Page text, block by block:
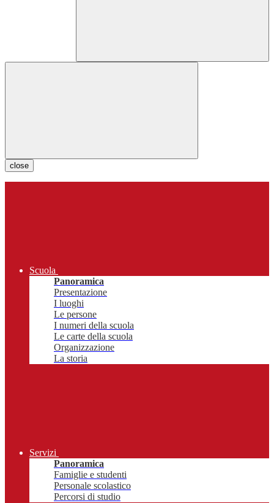
close
Scuola
Panoramica
Presentazione
I luoghi
Le persone
I numeri della scuola
Le carte della scuola
Organizzazione
La storia
Servizi
Panoramica
Famiglie e studenti
Personale scolastico
Percorsi di studio